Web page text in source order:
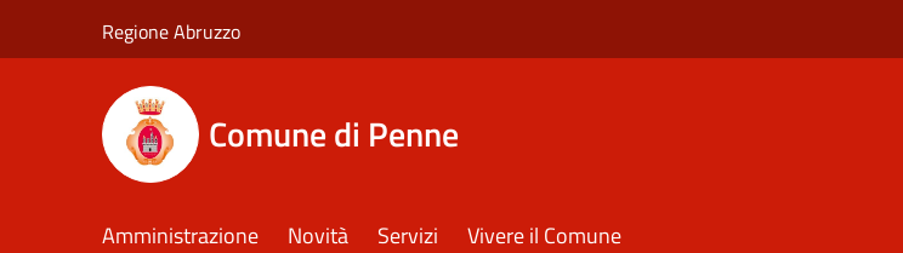
Regione Abruzzo
Comune di Penne
Amministrazione Novità Servizi Vivere il Comune